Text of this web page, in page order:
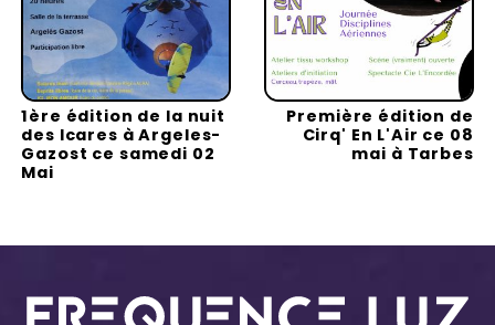
1ère édition de la nuit
des Icares à Argeles-
Gazost ce samedi 02
Mai
Première édition de
Cirq' En L'Air ce 08
mai à Tarbes